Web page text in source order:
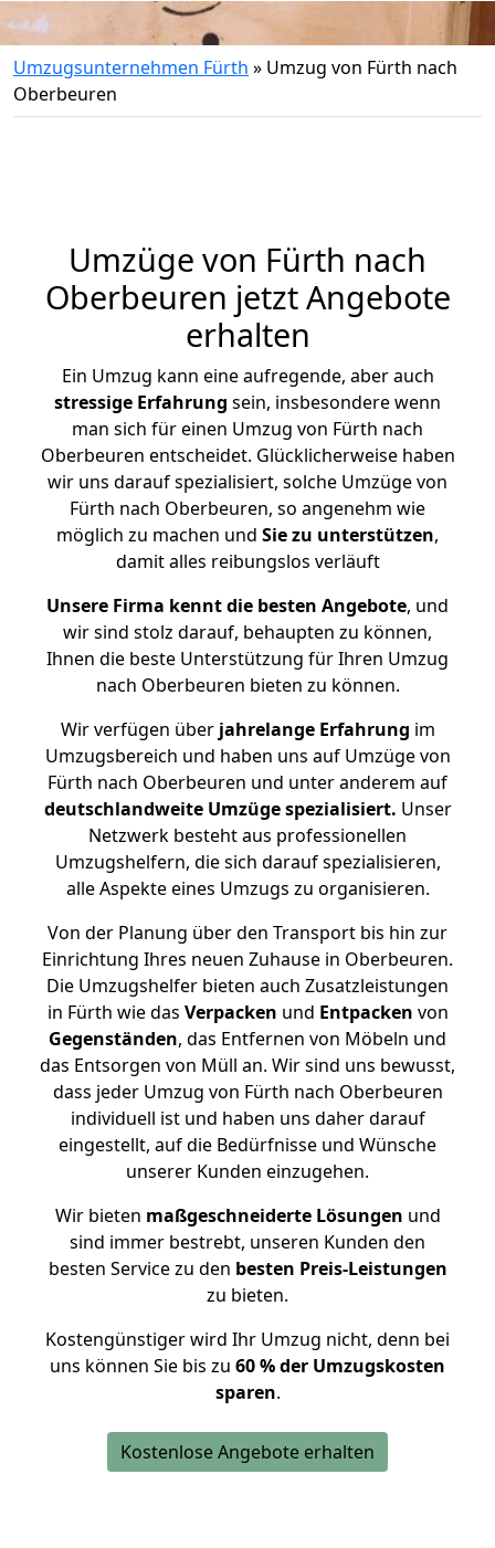
Umzugsunternehmen Fürth » Umzug von Fürth nach
Oberbeuren
Umzüge von Fürth nach
Oberbeuren jetzt Angebote
erhalten
Ein Umzug kann eine aufregende, aber auch
stressige Erfahrung sein, insbesondere wenn
man sich für einen Umzug von Fürth nach
Oberbeuren entscheidet. Glücklicherweise haben
wir uns darauf spezialisiert, solche Umzüge von
Fürth nach Oberbeuren, so angenehm wie
möglich zu machen und Sie zu unterstützen,
damit alles reibungslos verläuft
Unsere Firma kennt die besten Angebote, und
wir sind stolz darauf, behaupten zu können,
Ihnen die beste Unterstützung für Ihren Umzug
nach Oberbeuren bieten zu können.
Wir verfügen überjahrelange Erfahrung im
Umzugsbereich und haben uns auf Umzüge von
Fürth nach Oberbeuren und unter anderem auf
deutschlandweite Umzüge spezialisiert. Unser
Netzwerk besteht aus professionellen
Umzugshelfern, die sich darauf spezialisieren,
alle Aspekte eines Umzugs zu organisieren.
Von der Planung über den Transport bis hin zur
Einrichtung Ihres neuen Zuhause in Oberbeuren.
Die Umzugshelfer bieten auch Zusatzleistungen
in Fürth wie das Verpacken und Entpacken von
Gegenständen, das Entfernen von Möbeln und
das Entsorgen von Müll an. Wir sind uns bewusst,
dass jeder Umzug von Fürth nach Oberbeuren
individuell ist und haben uns daher darauf
eingestellt, auf die Bedürfnisse und Wünsche
unserer Kunden einzugehen.
Wir bieten maßgeschneiderte Lösungen und
sind immer bestrebt, unseren Kunden den
besten Service zu den besten Preis-Leistungen
zu bieten.
Kostengünstiger wird Ihr Umzug nicht, denn bei
uns können Sie bis zu 60 % der Umzugskosten
sparen.
Kostenlose Angebote erhalten